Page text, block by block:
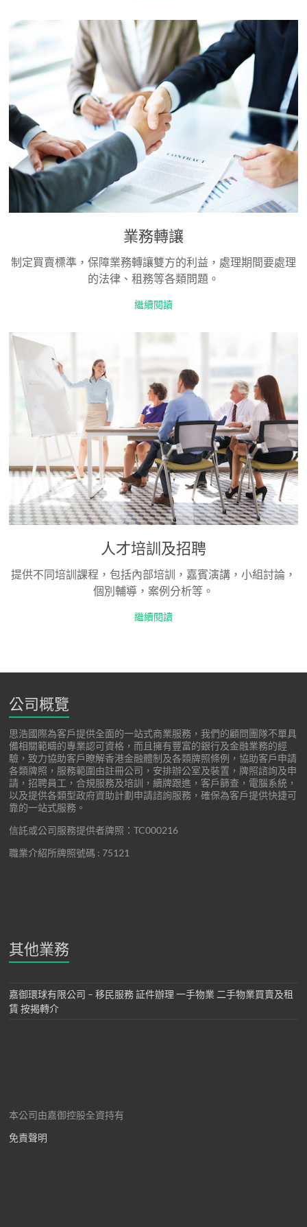
業務轉讓
制定買賣標準，保障業務轉讓雙方的利益，處理期間要處理
的法律、租務等各類問題。
繼續閱讀
人才培訓及招聘
提供不同培訓課程，包括內部培訓，嘉賓演講，小組討論，
個別輔導，案例分析等。
繼續閱讀
公司概覽
思浩國際為客戶提供全面的一站式商業服務，我們的顧問團隊不單具
備相關範疇的專業認可資格，而且擁有豐富的銀行及金融業務的經
驗，致力協助客戶瞭解香港金融體制及各類牌照條例，協助客戶申請
各類牌照，服務範圍由註冊公司，安排辦公室及裝置，牌照諮詢及申
請，招聘員工，合規服務及培訓，續牌跟進，客戶篩查，電腦系統，
以及提供各類型政府資助計劃申請諮詢服務，確保為客戶提供快捷可
靠的一站式服務。
信託或公司服務提供者牌照：TC000216
職業介紹所牌照號碼 : 75121
其他業務
嘉御環球有限公司 – 移民服務 証件辦理 一手物業 二手物業買賣及租
賃 按揭轉介
本公司由嘉御控股全資持有
免責聲明